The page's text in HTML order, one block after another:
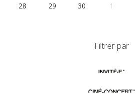
28
29 30 1
Filtrer par